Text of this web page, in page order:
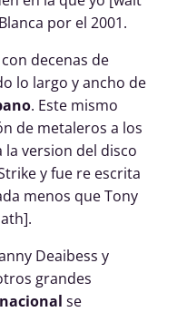
por el 2001.
decenas de
lo largo y ancho de
. Este mismo
de metaleros a los
version del disco
y fue re escrita
menos que Tony
Deaibess y
grandes
se